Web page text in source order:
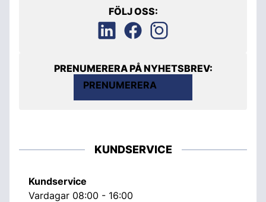
FÖLJ OSS:
PRENUMERERA PÅ NYHETSBREV:
PRENUMERERA
KUNDSERVICE
Kundservice
Vardagar 08:00 - 16:00